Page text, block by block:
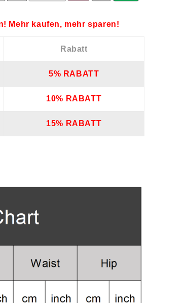
Mehr kaufen, mehr sparen!
Rabatt
5% RABATT
10% RABATT
15% RABATT